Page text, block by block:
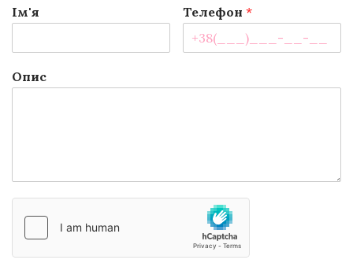
Ім'я Телефон*
Опис